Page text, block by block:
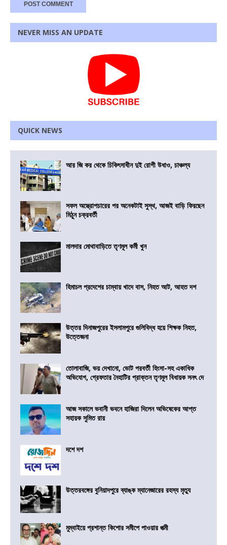
NEVER MISS AN UPDATE
QUICK NEWS
আর জি কর থেকে চিকিৎসাধীন দুই রোগী উধাও, চাঞ্চল্য
সফল অস্ত্রোপচারের পর অনেকটাই সুস্থ, আজই বাড়ি ফিরছেন
মিঠুন চক্রবর্তী
মালদার মোথাবাড়িতে তৃণমূল কর্মী খুন
হিমাচল প্রদেশের চাম্বায় খাদে বাস, নিহত আট, আহত দশ
উত্তর দিনাজপুরের ইসলামপুরে গুলিবিদ্ধ হয়ে শিক্ষক নিহত,
উত্তেজনা
তোলাবাজি, ভয় দেখানো, ভোট পরবর্তী হিংসা-সহ একাধিক
অভিযোগ, গ্রেফতার নৈহাটির প্রাক্তন তৃণমূল বিধায়ক সনৎ দে
আজ সকালে ভবানী ভবনে হাজিরা দিলেন অভিষেকের আপ্ত
সহায়ক সুমিত রায়
দশে দশ
উত্তরবঙ্গের বুনিয়াদপুরে ব্যাঙ্ক ম্যানেজারের রহস্য মৃত্যু
মুম্বাইয়ে প্রশান্ত কিশোর সমীপে পাওয়ার পত্মী